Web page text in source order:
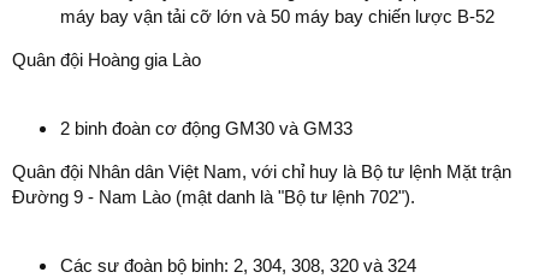
máy bay vận tải cỡ lớn và 50 máy bay chiến lược B-52
Quân đội Hoàng gia Lào
2 binh đoàn cơ động GM30 và GM33
Quân đội Nhân dân Việt Nam, với chỉ huy là Bộ tư lệnh Mặt trận
Đường 9 - Nam Lào (mật danh là "Bộ tư lệnh 702").
Các sư đoàn bộ binh: 2, 304, 308, 320 và 324